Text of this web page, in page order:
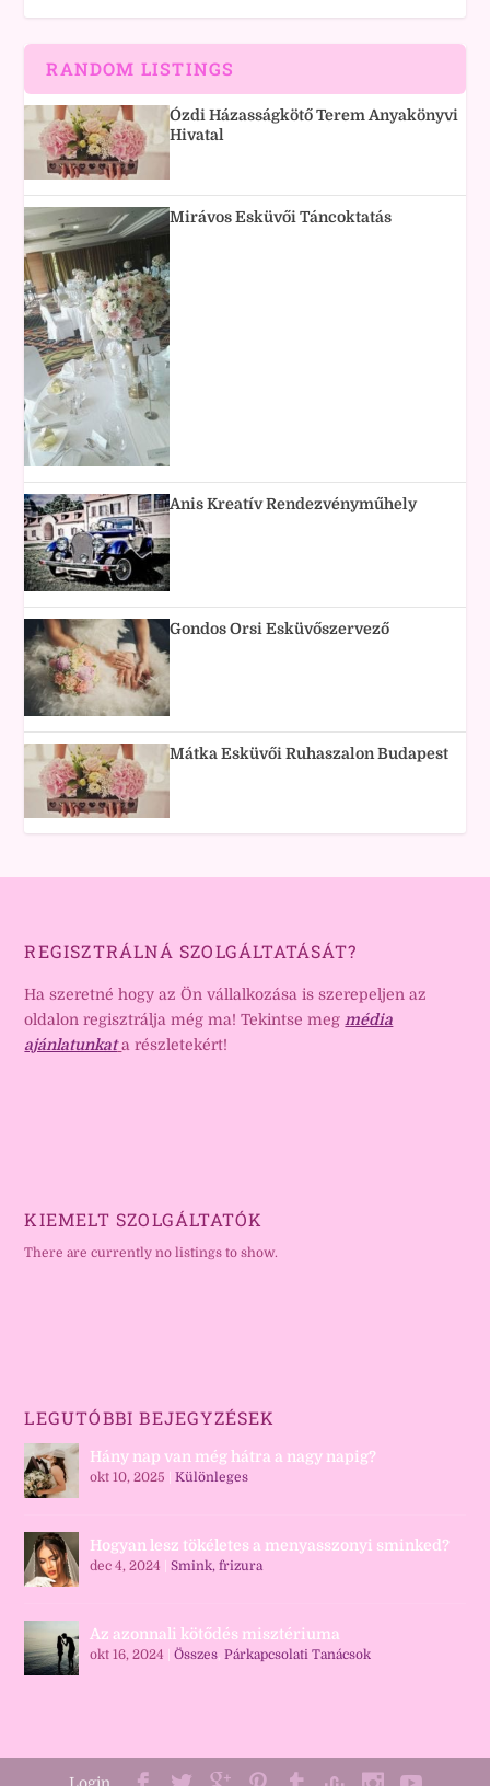
RANDOM LISTINGS
Ózdi Házasságkötő Terem Anyakönyvi
Hivatal
Mirávos Esküvői Táncoktatás
Anis Kreatív Rendezvényműhely
Gondos Orsi Esküvőszervező
Mátka Esküvői Ruhaszalon Budapest
REGISZTRÁLNÁ SZOLGÁLTATÁSÁT?
Ha szeretné hogy az Ön vállalkozása is szerepeljen az
oldalon regisztrálja még ma! Tekintse meg média
ajánlatunkat a részletekért!
KIEMELT SZOLGÁLTATÓK
There are currently no listings to show.
LEGUTÓBBI BEJEGYZÉSEK
Hány nap van még hátra a nagy napig?
okt 10, 2025 |Különleges
Hogyan lesz tökéletes a menyasszonyi sminked?
dec 4, 2024 |Smink, frizura
Az azonnali kötődés misztériuma
okt 16, 2024 |Összes ,Párkapcsolati Tanácsok
Login